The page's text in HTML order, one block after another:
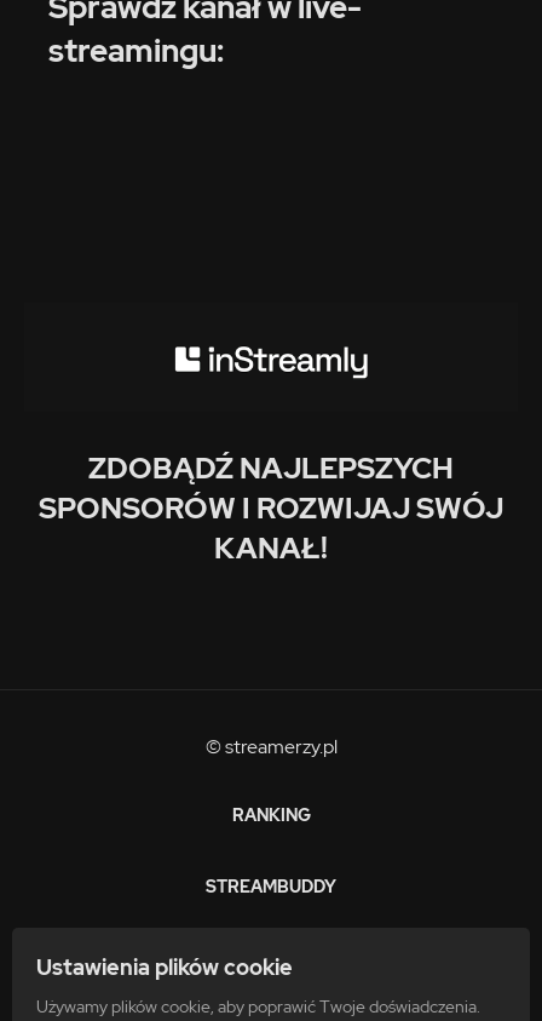
streamingu:
ZDOBĄDŹ NAJLEPSZYCH
SPONSORÓW I ROZWIJAJ SWÓJ
KANAŁ!
Ustawienia plików cookie
Używamy plików cookie, aby poprawić Twoje doświadczenia.
© streamerzy.pl
RANKING
STREAMBUDDY
ZARABIAJ